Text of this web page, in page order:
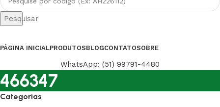
Pesquisar
PÁGINA INICIALPRODUTOSBLOGCONTATOSOBRE
WhatsApp: (51) 99791-4480
466347
Categorias